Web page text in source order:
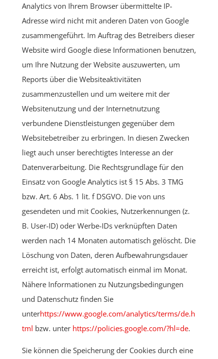
Analytics von Ihrem Browser übermittelte IP-
Adresse wird nicht mit anderen Daten von Google
zusammengeführt. Im Auftrag des Betreibers dieser
Website wird Google diese Informationen benutzen,
um Ihre Nutzung der Website auszuwerten, um
Reports über die Websiteaktivitäten
zusammenzustellen und um weitere mit der
Websitenutzung und der Internetnutzung
verbundene Dienstleistungen gegenüber dem
Websitebetreiber zu erbringen. In diesen Zwecken
liegt auch unser berechtigtes Interesse an der
Datenverarbeitung. Die Rechtsgrundlage für den
Einsatz von Google Analytics ist § 15 Abs. 3 TMG
bzw. Art. 6 Abs. 1 lit. f DSGVO. Die von uns
gesendeten und mit Cookies, Nutzerkennungen (z.
B. User-ID) oder Werbe-IDs verknüpften Daten
werden nach 14 Monaten automatisch gelöscht. Die
Löschung von Daten, deren Aufbewahrungsdauer
erreicht ist, erfolgt automatisch einmal im Monat.
Nähere Informationen zu Nutzungsbedingungen
und Datenschutz finden Sie
unterhttps://www.google.com/analytics/terms/de.h
tml bzw. unter https://policies.google.com/?hl=de.
Sie können die Speicherung der Cookies durch eine